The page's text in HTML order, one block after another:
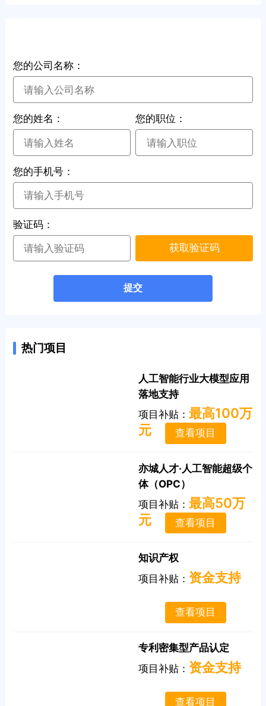
您的公司名称：
您的姓名： 您的职位：
您的手机号：
验证码：
获取验证码
提交
热门项目
人工智能行业大模型应用
落地支持
项目补贴： 最高100万
元
查看项目
亦城人才·人工智能超级个
体（OPC）
项目补贴： 最高50万
元
查看项目
知识产权
项目补贴： 资金支持
查看项目
专利密集型产品认定
项目补贴： 资金支持
查看项目